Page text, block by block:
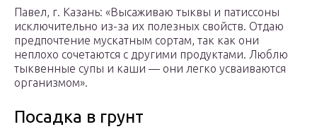
Павел, г. Казань: «Высаживаю тыквы и патиссоны
исключительно из-за их полезных свойств. Отдаю
предпочтение мускатным сортам, так как они
неплохо сочетаются с другими продуктами. Люблю
тыквенные супы и каши — они легко усваиваются
организмом».
Посадка в грунт